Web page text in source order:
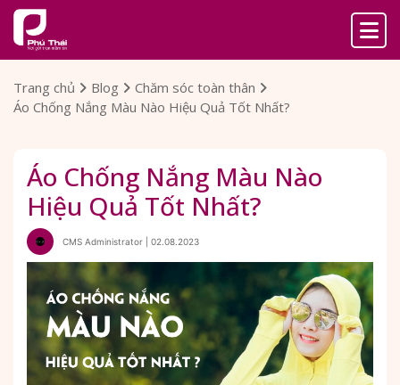
Trang chủ Blog
Chăm sóc toàn thân
Áo Chống Nắng Màu Nào Hiệu Quả Tốt Nhất?
Áo Chống Nắng Màu Nào
Hiệu Quả Tốt Nhất?
CMS Administrator | 02.08.2023